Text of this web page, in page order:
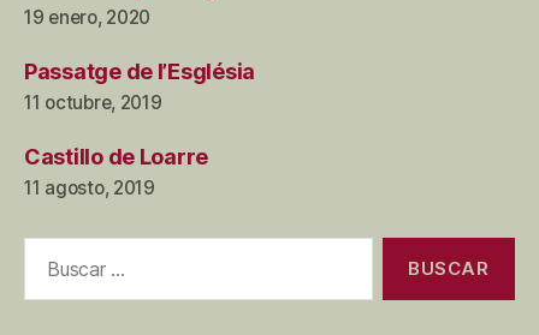
19 enero, 2020
Passatge de l’Església
11 octubre, 2019
Castillo de Loarre
11 agosto, 2019